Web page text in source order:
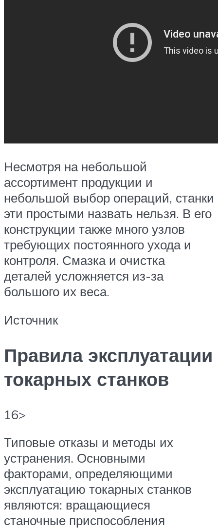
Несмотря на небольшой
ассортимент продукции и
небольшой выбор операций, станки
эти простыми назвать нельзя. В его
конструкции также много узлов
требующих постоянного ухода и
контроля. Смазка и очистка
деталей усложняется из-за
большого их веса.
Источник
Правила эксплуатации
токарных станков
16>
Типовые отказы и методы их
устранения. Основными
факторами, определяющими
эксплуатацию токарных станков
являются: вращающиеся
станочные приспособления